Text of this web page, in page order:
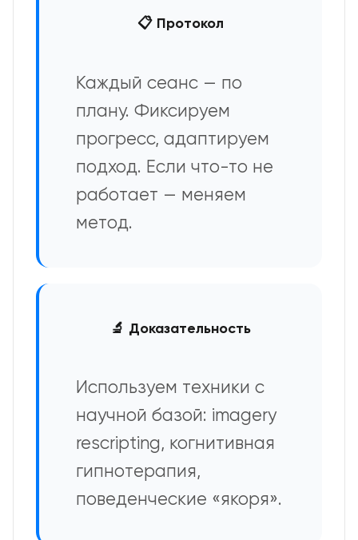
📋 Протокол
Каждый сеанс — по
плану. Фиксируем
прогресс, адаптируем
подход. Если что-то не
работает — меняем
метод.
🔬 Доказательность
Используем техники с
научной базой: imagery
rescripting, когнитивная
гипнотерапия,
поведенческие «якоря».